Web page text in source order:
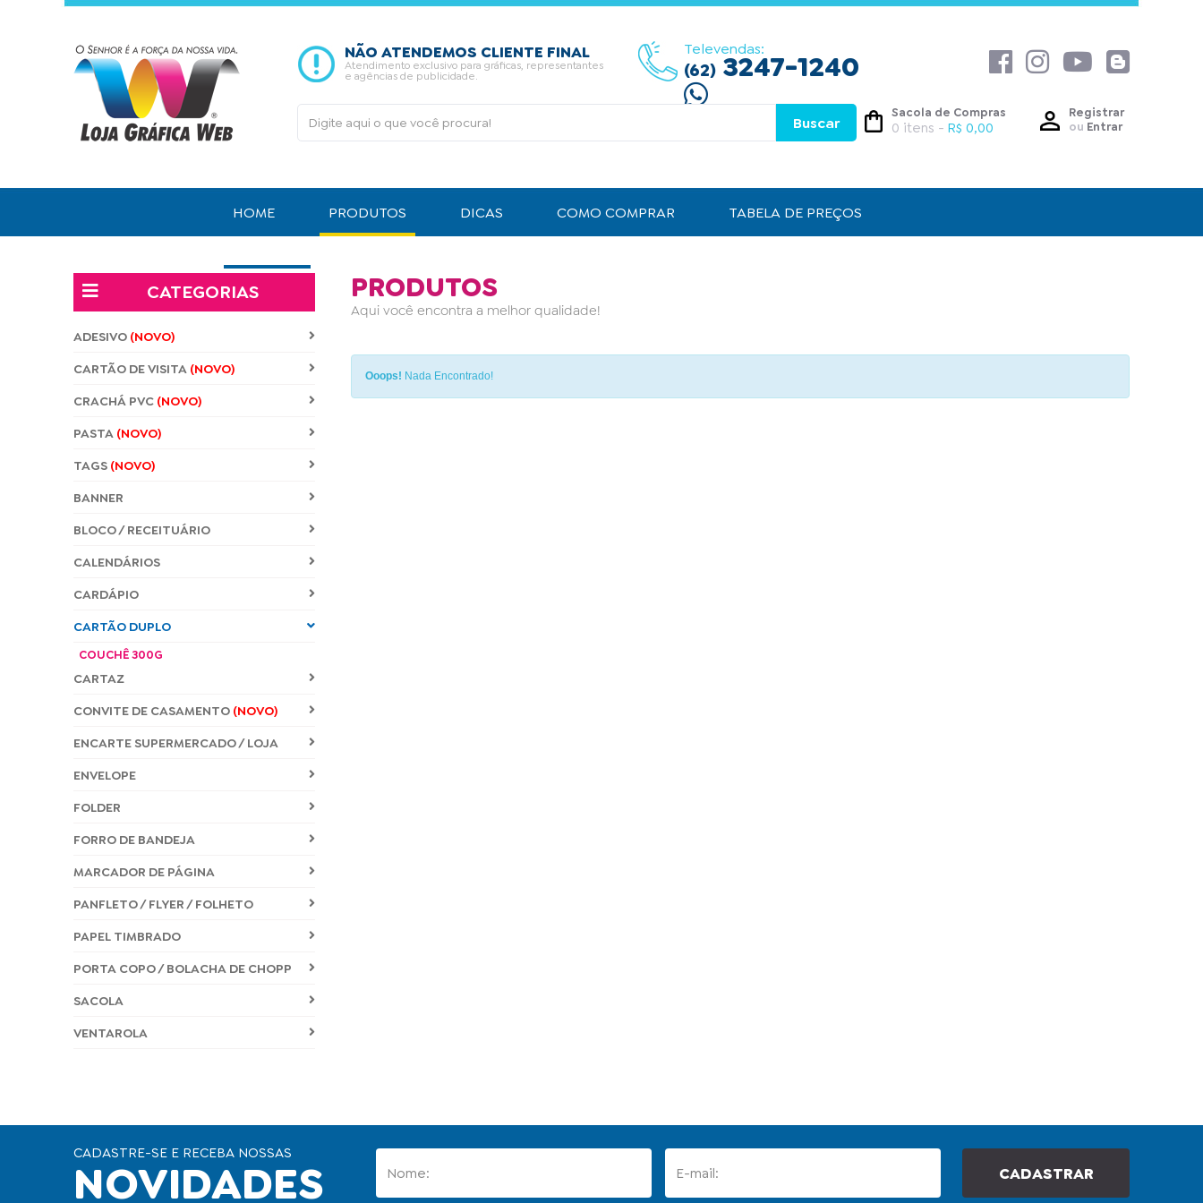
NÃO ATENDEMOS CLIENTE FINAL
Atendimento exclusivo para gráficas, representantes
e agências de publicidade.
Televendas:
(62) 3247-1240
Sacola de Compras
0 itens - R$ 0,00
Registrar
ou Entrar
HOME PRODUTOS DICAS COMO COMPRAR
TABELA DE PREÇOS
CATEGORIAS
ADESIVO (NOVO)
CARTÃO DE VISITA (NOVO)
CRACHÁ PVC (NOVO)
PASTA (NOVO)
TAGS (NOVO)
BANNER
BLOCO / RECEITUÁRIO
CALENDÁRIOS
CARDÁPIO
CARTÃO DUPLO
COUCHÊ 300G
CARTAZ
CONVITE DE CASAMENTO (NOVO)
ENCARTE SUPERMERCADO / LOJA
ENVELOPE
FOLDER
FORRO DE BANDEJA
MARCADOR DE PÁGINA
PANFLETO / FLYER / FOLHETO
PAPEL TIMBRADO
PORTA COPO / BOLACHA DE CHOPP
SACOLA
VENTAROLA
PRODUTOS
Aqui você encontra a melhor qualidade!
Ooops! Nada Encontrado!
CADASTRE-SE E RECEBA NOSSAS
NOVIDADES